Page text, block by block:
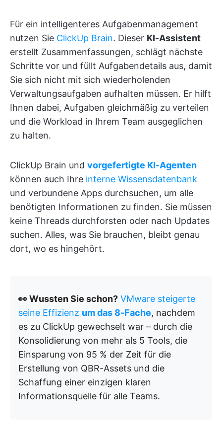
Für ein intelligenteres Aufgabenmanagement
nutzen Sie ClickUp Brain. Dieser KI-Assistent
erstellt Zusammenfassungen, schlägt nächste
Schritte vor und füllt Aufgabendetails aus, damit
Sie sich nicht mit sich wiederholenden
Verwaltungsaufgaben aufhalten müssen. Er hilft
Ihnen dabei, Aufgaben gleichmäßig zu verteilen
und die Workload in Ihrem Team ausgeglichen
zu halten.
ClickUp Brain und vorgefertigte KI-Agenten
können auch Ihre interne Wissensdatenbank
und verbundene Apps durchsuchen, um alle
benötigten Informationen zu finden. Sie müssen
keine Threads durchforsten oder nach Updates
suchen. Alles, was Sie brauchen, bleibt genau
dort, wo es hingehört.
👀 Wussten Sie schon? VMware steigerte
seine Effizienz um das 8-Fache, nachdem
es zu ClickUp gewechselt war – durch die
Konsolidierung von mehr als 5 Tools, die
Einsparung von 95 % der Zeit für die
Erstellung von QBR-Assets und die
Schaffung einer einzigen klaren
Informationsquelle für alle Teams.